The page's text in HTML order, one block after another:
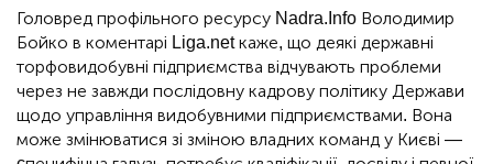
Головред профільного ресурсу Nadra.Info Володимир
Бойко в коментарі Liga.net каже, що деякі державні
торфовидобувні підприємства відчувають проблеми
через не завжди послідовну кадрову політику Держави
щодо управління видобувними підприємствами. Вона
може змінюватися зі зміною владних команд у Києві —